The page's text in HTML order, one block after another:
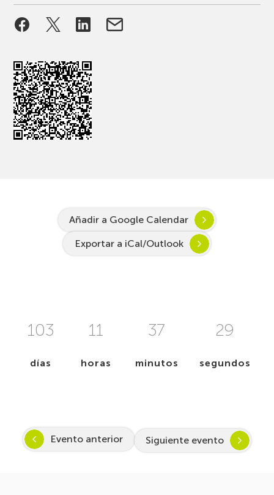
Añadir a Google Calendar
Exportar a iCal/Outlook
103
días
11
horas
37
minutos
28
segundos
Evento anterior Siguiente evento